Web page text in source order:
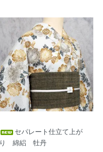
セパレート仕立て上が
り 綿絽 牡丹